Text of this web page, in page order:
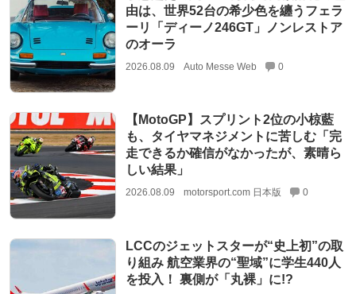
由は、世界52台の希少色を纏うフェラ
ーリ「ディーノ246GT」ノンレストア
のオーラ
2026.08.09 Auto Messe Web 0
【MotoGP】スプリント2位の小椋藍
も、タイヤマネジメントに苦しむ「完
走できるか確信がなかったが、素晴ら
しい結果」
2026.08.09 motorsport.com 日本版 0
LCCのジェットスターが“史上初”の取
り組み 航空業界の“聖域”に学生440人
を投入！ 裏側が「丸裸」に!?